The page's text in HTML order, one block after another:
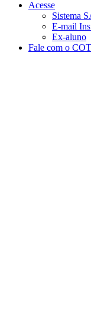
Acesse
Sistema
E-mail
Ex-aluno
Fale com o